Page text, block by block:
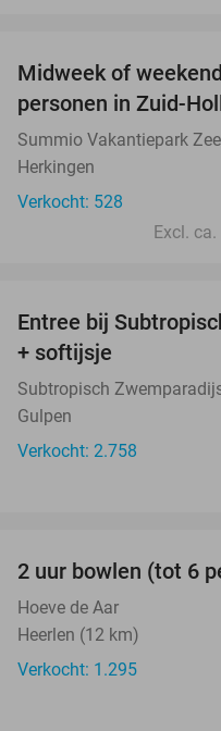
Midweek of
personen in Zuid-
Summio Vakantiepark
Herkingen
Verkocht: 528
Excl.
Entree bij
+ softijsje
Subtropisch
Gulpen
Verkocht: 2.758
2 uur bowlen (tot 6
Hoeve de Aar
Heerlen (12 km)
Verkocht: 1.295